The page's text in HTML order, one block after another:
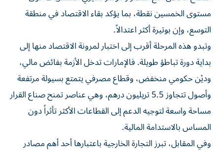
مستوى الخمسين نقطة، بما يؤكد بقاء الاقتصاد في منطقة
التوسع، وإن بوتيرة أكثر اعتدالاً.
وتبدو هذه المرحلة أقرب إلى اختبار لمرونة الاقتصاد منها إلى
بداية دورة تباطؤ طويلة. فالإمارات تدخل الأزمة بفائض مالي،
وديْن حكومي منخفض، وقطاع مصرفي يتمتع بسيولة مرتفعة
وأصول تتجاوز 5.5 تريليون درهم، وهي عناصر تمنح صناع القرار
مساحة واسعة لتوجيه الدعم إلى القطاعات الأكثر تأثراً دون
المساس بالاستدامة المالية.
وفي المقابل، تبرز التجارة الخارجية باعتبارها أحد أهم مصادر